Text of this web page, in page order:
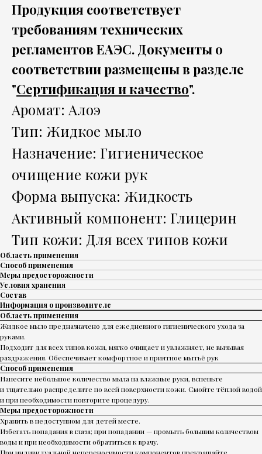
Продукция соответствует
требованиям технических
регламентов ЕАЭС. Документы о
соответствии размещены в разделе
"Сертификация и качество".
Аромат: Алоэ
Тип: Жидкое мыло
Назначение: Гигиеническое
очищение кожи рук
Форма выпуска: Жидкость
Активный компонент: Глицерин
Тип кожи: Для всех типов кожи
Область применения
Способ применения
Меры предосторожности
Условия хранения
Состав
Информация о производителе
Область применения
Жидкое мыло предназначено для ежедневного гигиенического ухода за
руками.
Подходит для всех типов кожи, мягко очищает и увлажняет, не вызывая
раздражения. Обеспечивает комфортное и приятное мытьё рук
Способ применения
Нанесите небольшое количество мыла на влажные руки, вспеньте
и тщательно распределите по всей поверхности кожи. Смойте тёплой водой
и при необходимости повторите процедуру.
Меры предосторожности
Хранить в недоступном для детей месте.
Избегать попадания в глаза; при попадании — промыть большим количеством
воды и при необходимости обратиться к врачу.